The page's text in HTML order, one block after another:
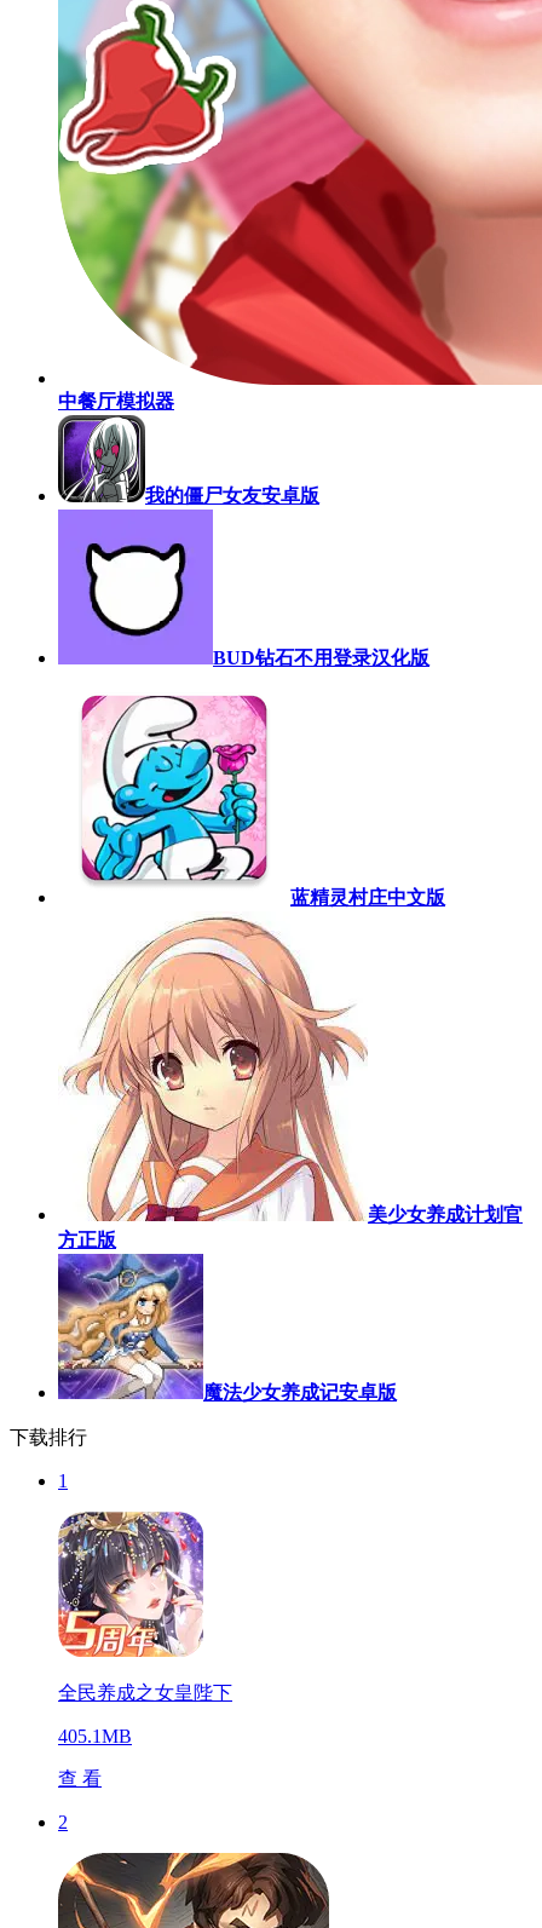
中餐厅模拟器
我的僵尸女友安卓版
BUD钻石不用登录汉化版
蓝精灵村庄中文版
美少女养成计划官
方正版
魔法少女养成记安卓版
下载排行
1
全民养成之女皇陛下
405.1MB
查 看
2